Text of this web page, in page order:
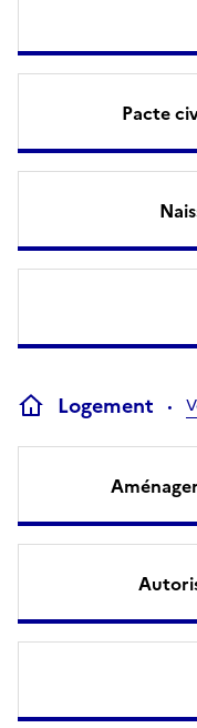
Pacte
Logement